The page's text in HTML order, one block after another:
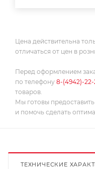
Цена действительна
отличаться от цен в
Перед оформлением
по телефону 8-(4942)-22-
товаров.
Мы готовы
и помочь сделать
ТЕХНИЧЕСКИЕ